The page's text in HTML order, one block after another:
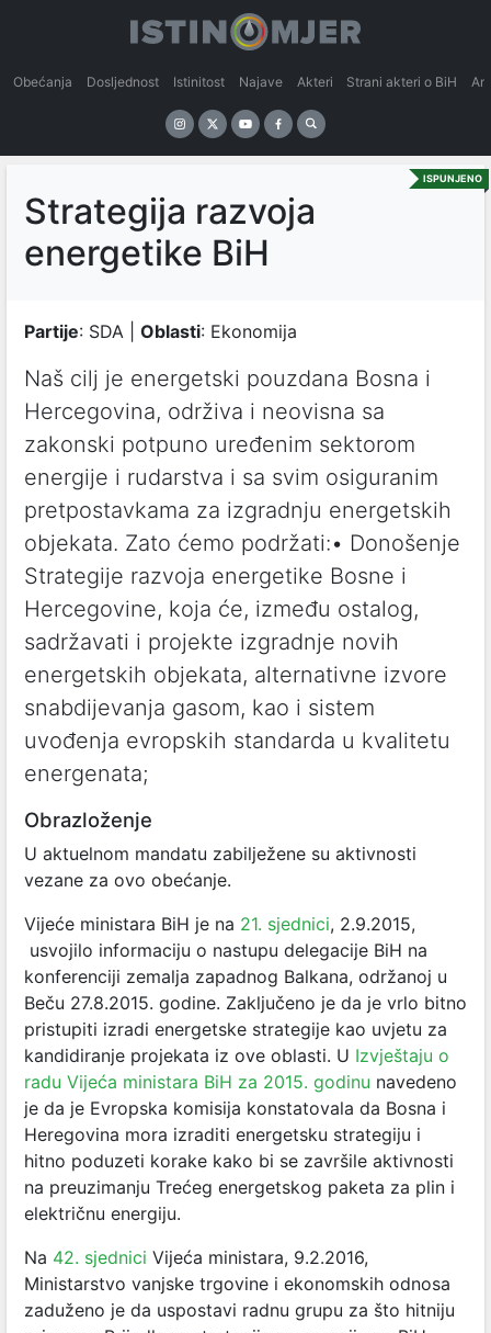
Obećanja Dosljednost Istinitost Najave Akteri Strani akteri o BiH
ISPUNJENO
Strategija razvoja
energetike BiH
Partije: SDA | Oblasti: Ekonomija
Naš cilj je energetski pouzdana Bosna i
Hercegovina, održiva i neovisna sa
zakonski potpuno uređenim sektorom
energije i rudarstva i sa svim osiguranim
pretpostavkama za izgradnju energetskih
objekata. Zato ćemo podržati:• Donošenje
Strategije razvoja energetike Bosne i
Hercegovine, koja će, između ostalog,
sadržavati i projekte izgradnje novih
energetskih objekata, alternativne izvore
snabdijevanja gasom, kao i sistem
uvođenja evropskih standarda u kvalitetu
energenata;
Obrazloženje
U aktuelnom mandatu zabilježene su aktivnosti
vezane za ovo obećanje.
Vijeće ministara BiH je na 21. sjednici, 2.9.2015,
usvojilo informaciju o nastupu delegacije BiH na
konferenciji zemalja zapadnog Balkana, održanoj u
Beču 27.8.2015. godine. Zaključeno je da je vrlo bitno
pristupiti izradi energetske strategije kao uvjetu za
kandidiranje projekata iz ove oblasti. U Izvještaju o
radu Vijeća ministara BiH za 2015. godinu navedeno
je da je Evropska komisija konstatovala da Bosna i
Heregovina mora izraditi energetsku strategiju i
hitno poduzeti korake kako bi se završile aktivnosti
na preuzimanju Trećeg energetskog paketa za plin i
električnu energiju.
Na 42. sjednici Vijeća ministara, 9.2.2016,
Ministarstvo vanjske trgovine i ekonomskih odnosa
zaduženo je da uspostavi radnu grupu za što hitniju